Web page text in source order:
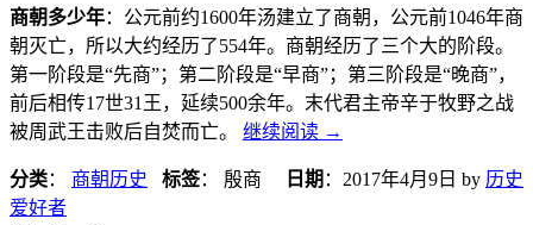
商朝多少年：公元前约1600年汤建立了商朝，公元前1046年商
朝灭亡，所以大约经历了554年。商朝经历了三个大的阶段。
第一阶段是“先商”；第二阶段是“早商”；第三阶段是“晚商”，
前后相传17世31王，延续500余年。末代君主帝辛于牧野之战
被周武王击败后自焚而亡。 继续阅读 →
分类： 商朝历史 标签： 殷商 日期 ： 2017年4月9日 by 历史
爱好者